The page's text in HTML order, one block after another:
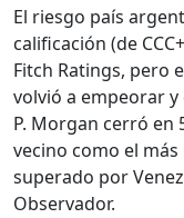
El riesgo país
calificación (de
Fitch Ratings, pero
volvió a empeorar y
P. Morgan cerró en
vecino como el
superado por
Observador.